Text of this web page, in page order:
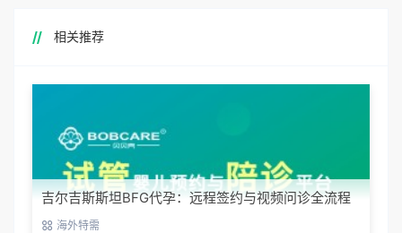
相关推荐
吉尔吉斯斯坦BFG代孕：远程签约与视频问诊全流程
海外特需